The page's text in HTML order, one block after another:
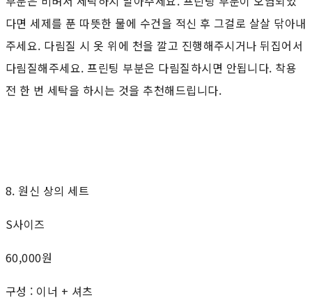
다면 세제를 푼 따뜻한 물에 수건을 적신 후 그걸로 살살 닦아내
주세요. 다림질 시 옷 위에 천을 깔고 진행해주시거나 뒤집어서
다림질해주세요. 프린팅 부분은 다림질하시면 안됩니다. 착용
전 한 번 세탁을 하시는 것을 추천해드립니다.
8. 원신 상의 세트
S사이즈
60,000원
구성 : 이너 + 셔츠